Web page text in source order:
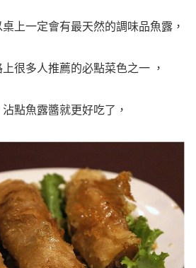
上一定會有最天然的調味品魚露，
很多人推薦的必點菜色之一 ，
點魚露醬就更好吃了，